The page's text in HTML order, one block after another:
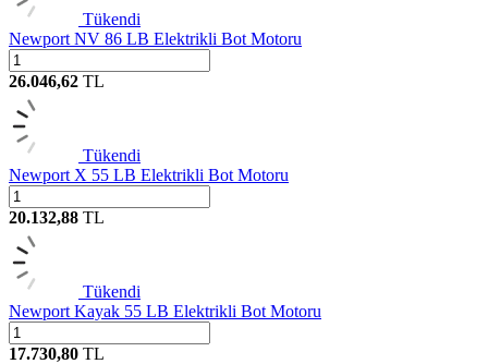
Tükendi
Newport NV 86 LB Elektrikli Bot Motoru
26.046,62 TL
Tükendi
Newport X 55 LB Elektrikli Bot Motoru
20.132,88 TL
Tükendi
Newport Kayak 55 LB Elektrikli Bot Motoru
17.730,80 TL